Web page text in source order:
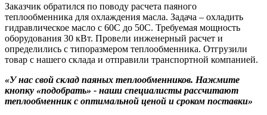
Заказчик обратился по поводу расчета паяного
теплообменника для охлаждения масла. Задача – охладить
гидравлическое масло с 60С до 50С. Требуемая мощность
оборудования 30 кВт. Провели инженерный расчет и
определились с типоразмером теплообменника. Отгрузили
товар с нашего склада и отправили транспортной компанией.
«У нас свой склад паяных теплообменников. Нажмите
кнопку «подобрать» - наши специалисты рассчитают
теплообменник с оптимальной ценой и сроком поставки»